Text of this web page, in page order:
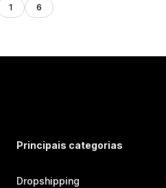
1 6
Principais categorias
Dropshipping